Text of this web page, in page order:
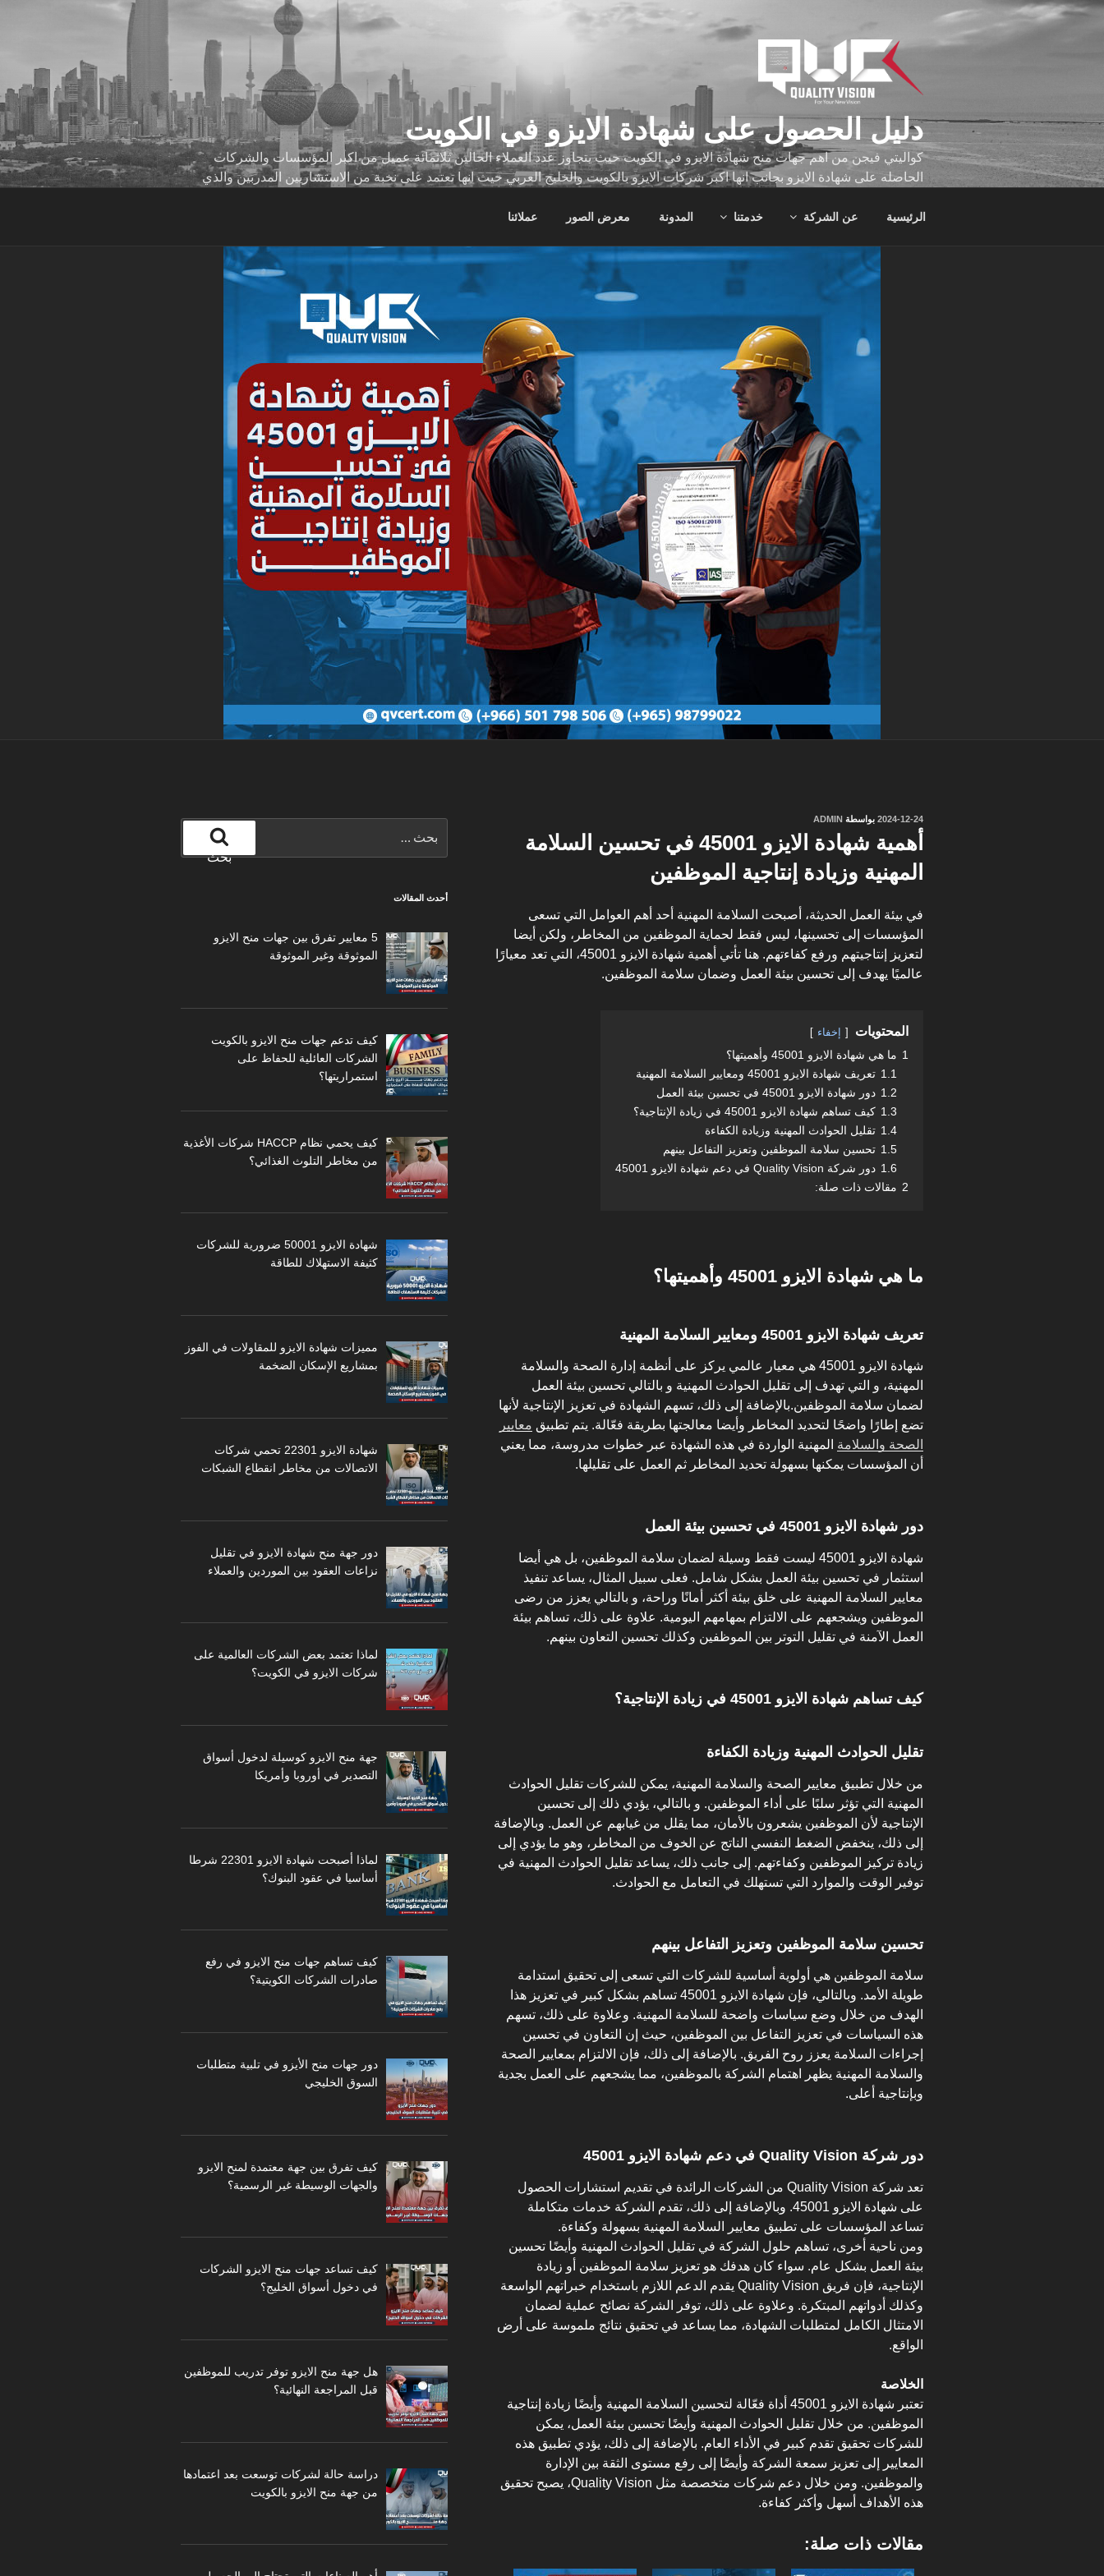
التجاوز
دليل الحصول على شهادة الايزو في الكويت
كواليتي فيجن من اهم جهات منح شهادة الايزو في الكويت حيث يتجاوز عدد العملاء الحالين ثلاثمائة عميل من اكبر المؤسسات والشركات
الحاصله على شهادة الايزو بجانب انها اكبر شركات الايزو بالكويت والخليج العربي حيث انها تعتمد على نخبة من الاستشاريين المدربين والذي
الرئيسية عن الشركة خدمتنا المدونة معرض الصور عملائنا
نُشر
في
2024-12-24 بواسطة ADMIN
أهمية شهادة الايزو 45001 في تحسين السلامة
المهنية وزيادة إنتاجية الموظفين
في بيئة العمل الحديثة، أصبحت السلامة المهنية أحد أهم العوامل التي تسعى
المؤسسات إلى تحسينها، ليس فقط لحماية الموظفين من المخاطر، ولكن أيضا
لتعزيز إنتاجيتهم ورفع كفاءتهم. هنا تأتي أهمية شهادة الايزو 45001، التي تعد معيارًا
عالميًا يهدف إلى تحسين بيئة العمل وضمان سلامة الموظفين.
المحتويات إخفاء
1 ما هي شهادة الايزو 45001 وأهميتها؟
1.1 تعريف شهادة الايزو 45001 ومعايير السلامة المهنية
1.2 دور شهادة الايزو 45001 في تحسين بيئة العمل
1.3 كيف تساهم شهادة الايزو 45001 في زيادة الإنتاجية؟
1.4 تقليل الحوادث المهنية وزيادة الكفاءة
1.5 تحسين سلامة الموظفين وتعزيز التفاعل بينهم
1.6 دور شركة Quality Vision في دعم شهادة الايزو 45001
2 مقالات ذات صلة:
ما هي شهادة الايزو 45001 وأهميتها؟
تعريف شهادة الايزو 45001 ومعايير السلامة المهنية
شهادة الايزو 45001 هي معيار عالمي يركز على أنظمة إدارة الصحة والسلامة
المهنية، و التي تهدف إلى تقليل الحوادث المهنية و بالتالي تحسين بيئة العمل
لضمان سلامة الموظفين.بالإضافة إلى ذلك، تسهم الشهادة في تعزيز الإنتاجية لأنها
تضع إطارًا واضحًا لتحديد المخاطر وأيضا معالجتها بطريقة فعّالة. يتم تطبيق معايير
الصحة والسلامة المهنية الواردة في هذه الشهادة عبر خطوات مدروسة، مما يعني
أن المؤسسات يمكنها بسهولة تحديد المخاطر ثم العمل على تقليلها.
دور شهادة الايزو 45001 في تحسين بيئة العمل
شهادة الايزو 45001 ليست فقط وسيلة لضمان سلامة الموظفين، بل هي أيضا
استثمار في تحسين بيئة العمل بشكل شامل. فعلى سبيل المثال، يساعد تنفيذ
معايير السلامة المهنية على خلق بيئة أكثر أمانًا وراحة، و بالتالي يعزز من رضى
الموظفين ويشجعهم على الالتزام بمهامهم اليومية. علاوة على ذلك، تساهم بيئة
العمل الآمنة في تقليل التوتر بين الموظفين وكذلك تحسين التعاون بينهم.
كيف تساهم شهادة الايزو 45001 في زيادة الإنتاجية؟
تقليل الحوادث المهنية وزيادة الكفاءة
من خلال تطبيق معايير الصحة والسلامة المهنية، يمكن للشركات تقليل الحوادث
المهنية التي تؤثر سلبًا على أداء الموظفين. و بالتالي، يؤدي ذلك إلى تحسين
الإنتاجية لأن الموظفين يشعرون بالأمان، مما يقلل من غيابهم عن العمل. وبالإضافة
إلى ذلك، ينخفض الضغط النفسي الناتج عن الخوف من المخاطر، وهو ما يؤدي إلى
زيادة تركيز الموظفين وكفاءتهم. إلى جانب ذلك، يساعد تقليل الحوادث المهنية في
توفير الوقت والموارد التي تستهلك في التعامل مع الحوادث.
تحسين سلامة الموظفين وتعزيز التفاعل بينهم
سلامة الموظفين هي أولوية أساسية للشركات التي تسعى إلى تحقيق استدامة
طويلة الأمد. وبالتالي، فإن شهادة الايزو 45001 تساهم بشكل كبير في تعزيز هذا
الهدف من خلال وضع سياسات واضحة للسلامة المهنية. وعلاوة على ذلك، تسهم
هذه السياسات في تعزيز التفاعل بين الموظفين، حيث إن التعاون في تحسين
إجراءات السلامة يعزز روح الفريق. بالإضافة إلى ذلك، فإن الالتزام بمعايير الصحة
والسلامة المهنية يظهر اهتمام الشركة بالموظفين، مما يشجعهم على العمل بجدية
وبإنتاجية أعلى.
دور شركة Quality Vision في دعم شهادة الايزو 45001
تعد شركة Quality Vision من الشركات الرائدة في تقديم استشارات الحصول
على شهادة الايزو 45001. وبالإضافة إلى ذلك، تقدم الشركة خدمات متكاملة
تساعد المؤسسات على تطبيق معايير السلامة المهنية بسهولة وكفاءة.
ومن ناحية أخرى، تساهم حلول الشركة في تقليل الحوادث المهنية وأيضًا تحسين
بيئة العمل بشكل عام. سواء كان هدفك هو تعزيز سلامة الموظفين أو زيادة
الإنتاجية، فإن فريق Quality Vision يقدم الدعم اللازم باستخدام خبراتهم الواسعة
وكذلك أدواتهم المبتكرة. وعلاوة على ذلك، توفر الشركة نصائح عملية لضمان
الامتثال الكامل لمتطلبات الشهادة، مما يساعد في تحقيق نتائج ملموسة على أرض
الواقع.
الخلاصة
تعتبر شهادة الايزو 45001 أداة فعّالة لتحسين السلامة المهنية وأيضًا زيادة إنتاجية
الموظفين. من خلال تقليل الحوادث المهنية وأيضًا تحسين بيئة العمل، يمكن
للشركات تحقيق تقدم كبير في الأداء العام. بالإضافة إلى ذلك، يؤدي تطبيق هذه
المعايير إلى تعزيز سمعة الشركة وأيضًا إلى رفع مستوى الثقة بين الإدارة
والموظفين. ومن خلال دعم شركات متخصصة مثل Quality Vision، يصبح تحقيق
هذه الأهداف أسهل وأكثر كفاءة.
مقالات ذات صلة:
عن:
بحث
أحدث المقالات
5 معايير تفرق بين جهات منح الايزو
الموثوقة وغير الموثوقة
كيف تدعم جهات منح الايزو بالكويت
الشركات العائلية للحفاظ على
استمراريتها؟
كيف يحمي نظام HACCP شركات الأغذية
من مخاطر التلوث الغذائي؟
شهادة الايزو 50001 ضرورية للشركات
كثيفة الاستهلاك للطاقة
مميزات شهادة الايزو للمقاولات في الفوز
بمشاريع الإسكان الضخمة
شهادة الايزو 22301 تحمي شركات
الاتصالات من مخاطر انقطاع الشبكات
دور جهة منح شهادة الايزو في تقليل
نزاعات العقود بين الموردين والعملاء
لماذا تعتمد بعض الشركات العالمية على
شركات الايزو في الكويت؟
جهة منح الايزو كوسيلة لدخول أسواق
التصدير في أوروبا وأمريكا
لماذا أصبحت شهادة الايزو 22301 شرطا
أساسيا في عقود البنوك؟
كيف تساهم جهات منح الايزو في رفع
صادرات الشركات الكويتية؟
دور جهات منح الأيزو في تلبية متطلبات
السوق الخليجي
كيف تفرق بين جهة معتمدة لمنح الايزو
والجهات الوسيطة غير الرسمية؟
كيف تساعد جهات منح الايزو الشركات
في دخول أسواق الخليج؟
هل جهة منح الايزو توفر تدريب للموظفين
قبل المراجعة النهائية؟
دراسة حالة لشركات توسعت بعد اعتمادها
من جهة منح الايزو بالكويت